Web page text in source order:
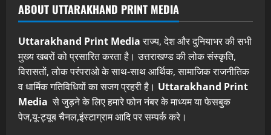
ABOUT UTTARAKHAND PRINT MEDIA
Uttarakhand Print Mediaराज्य, देश और दुनियाभर की सभी
मुख्य खबरों को प्रसारित करता है। उत्तराखण्ड की लोक संस्कृति,
विरासतों, लोक परंपराओ के साथ-साथ आर्थिक, सामाजिक राजनीतिक
व धार्मिक गतिविधियों का सजग प्रहरी है। Uttarakhand Print
Media से जुड़ने के लिए हमारे फोन नंबर के माध्यम या फेसबुक
पेज,यू-ट्यूब चैनल,इंस्टाग्राम आदि पर सम्पर्क करे।